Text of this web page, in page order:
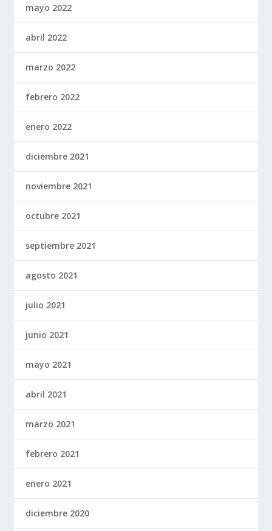
mayo 2022
abril 2022
marzo 2022
febrero 2022
enero 2022
diciembre 2021
noviembre 2021
octubre 2021
septiembre 2021
agosto 2021
julio 2021
junio 2021
mayo 2021
abril 2021
marzo 2021
febrero 2021
enero 2021
diciembre 2020